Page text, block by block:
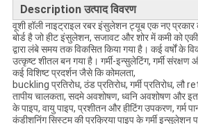
Description उत्पाद विवरण
वूशी हॉली नाइट्राइल रबर इंसुलेशन ट्यूब एक नए
बोर्ड है जो हीट इंसुलेशन, सजावट और शोर में कमी को
द्वारा लंबे समय तक विकसित किया गया है। कई वर्षों के
उत्कृष्ट शीतल बन गया है। गर्मी-इन्सुलेटिंग, गर्मी
कई विशिष्ट प्रदर्शन जैसे कि कोमलता,
buckling प्रतिरोध, ठंड प्रतिरोध, गर्मी प्रतिरोध,
तापीय चालकता, सदमे अवशोषण, ध्वनि अवशोषण और
के पाइप, वायु पाइप, प्रशीतन और हीटिंग उपकरण, गर्म
कंडीशनिंग सिस्टम की प्रक्रिया पाइप के गर्मी इन्सुलेशन